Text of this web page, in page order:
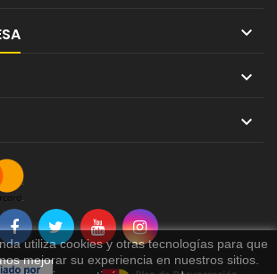



utiliza cookies y otras tecnologías para que
mejorar su experiencia en nuestros sitios.